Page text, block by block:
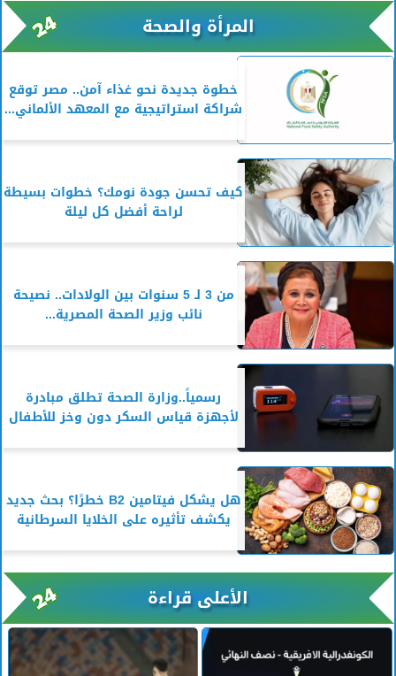
المرأة والصحة
خطوة جديدة نحو غذاء آمن.. مصر توقع
شراكة استراتيجية مع المعهد الألماني...
كيف تحسن جودة نومك؟ خطوات بسيطة
لراحة أفضل كل ليلة
من 3 لـ 5 سنوات بين الولادات.. نصيحة
نائب وزير الصحة المصرية...
رسمياً..وزارة الصحة تطلق مبادرة
لأجهزة قياس السكر دون وخز للأطفال
هل يشكل فيتامين B2 خطرًا؟ بحث جديد
يكشف تأثيره على الخلايا السرطانية
الأعلى قراءة